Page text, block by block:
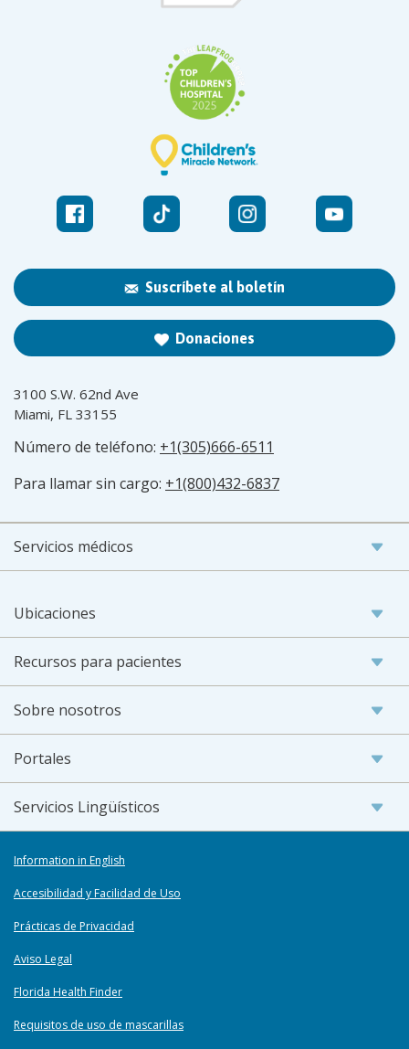
Suscríbete al boletín
Donaciones
3100 S.W. 62nd Ave
Miami, FL 33155
Número de teléfono: +1(305)666-6511
Para llamar sin cargo: +1(800)432-6837
Servicios médicos
Ubicaciones
Recursos para pacientes
Sobre nosotros
Portales
Servicios Lingüísticos
Information in English
Accesibilidad y Facilidad de Uso
Prácticas de Privacidad
Aviso Legal
Florida Health Finder
Requisitos de uso de mascarillas